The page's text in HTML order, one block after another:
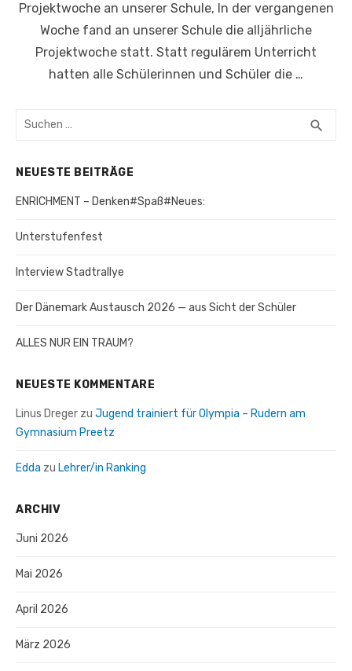
Projektwoche an unserer Schule, In der vergangenen
Woche fand an unserer Schule die alljährliche
Projektwoche statt. Statt regulärem Unterricht
hatten alle Schülerinnen und Schüler die …
Suchen
search
NEUESTE BEITRÄGE
ENRICHMENT – Denken#Spaß#Neues:
Unterstufenfest
Interview Stadtrallye
Der Dänemark Austausch 2026 — aus Sicht der Schüler
ALLES NUR EIN TRAUM?
NEUESTE KOMMENTARE
Linus Dreger zu Jugend trainiert für Olympia – Rudern am
Gymnasium Preetz
Edda zu Lehrer/in Ranking
ARCHIV
Juni 2026
Mai 2026
April 2026
März 2026